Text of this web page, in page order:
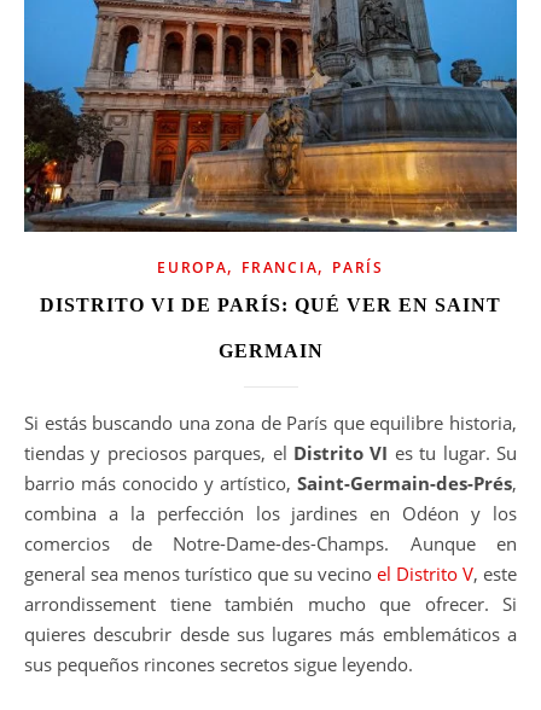
EUROPA, FRANCIA, PARÍS
DISTRITO VI DE PARÍS: QUÉ VER EN SAINT
GERMAIN
Si estás buscando una zona de París que equilibre historia,
tiendas y preciosos parques, el Distrito VI es tu lugar. Su
barrio más conocido y artístico, Saint-Germain-des-Prés,
combina a la perfección los jardines en Odéon y los
comercios de Notre-Dame-des-Champs. Aunque en
general sea menos turístico que su vecino el Distrito V, este
arrondissement tiene también mucho que ofrecer. Si
quieres descubrir desde sus lugares más emblemáticos a
sus pequeños rincones secretos sigue leyendo.